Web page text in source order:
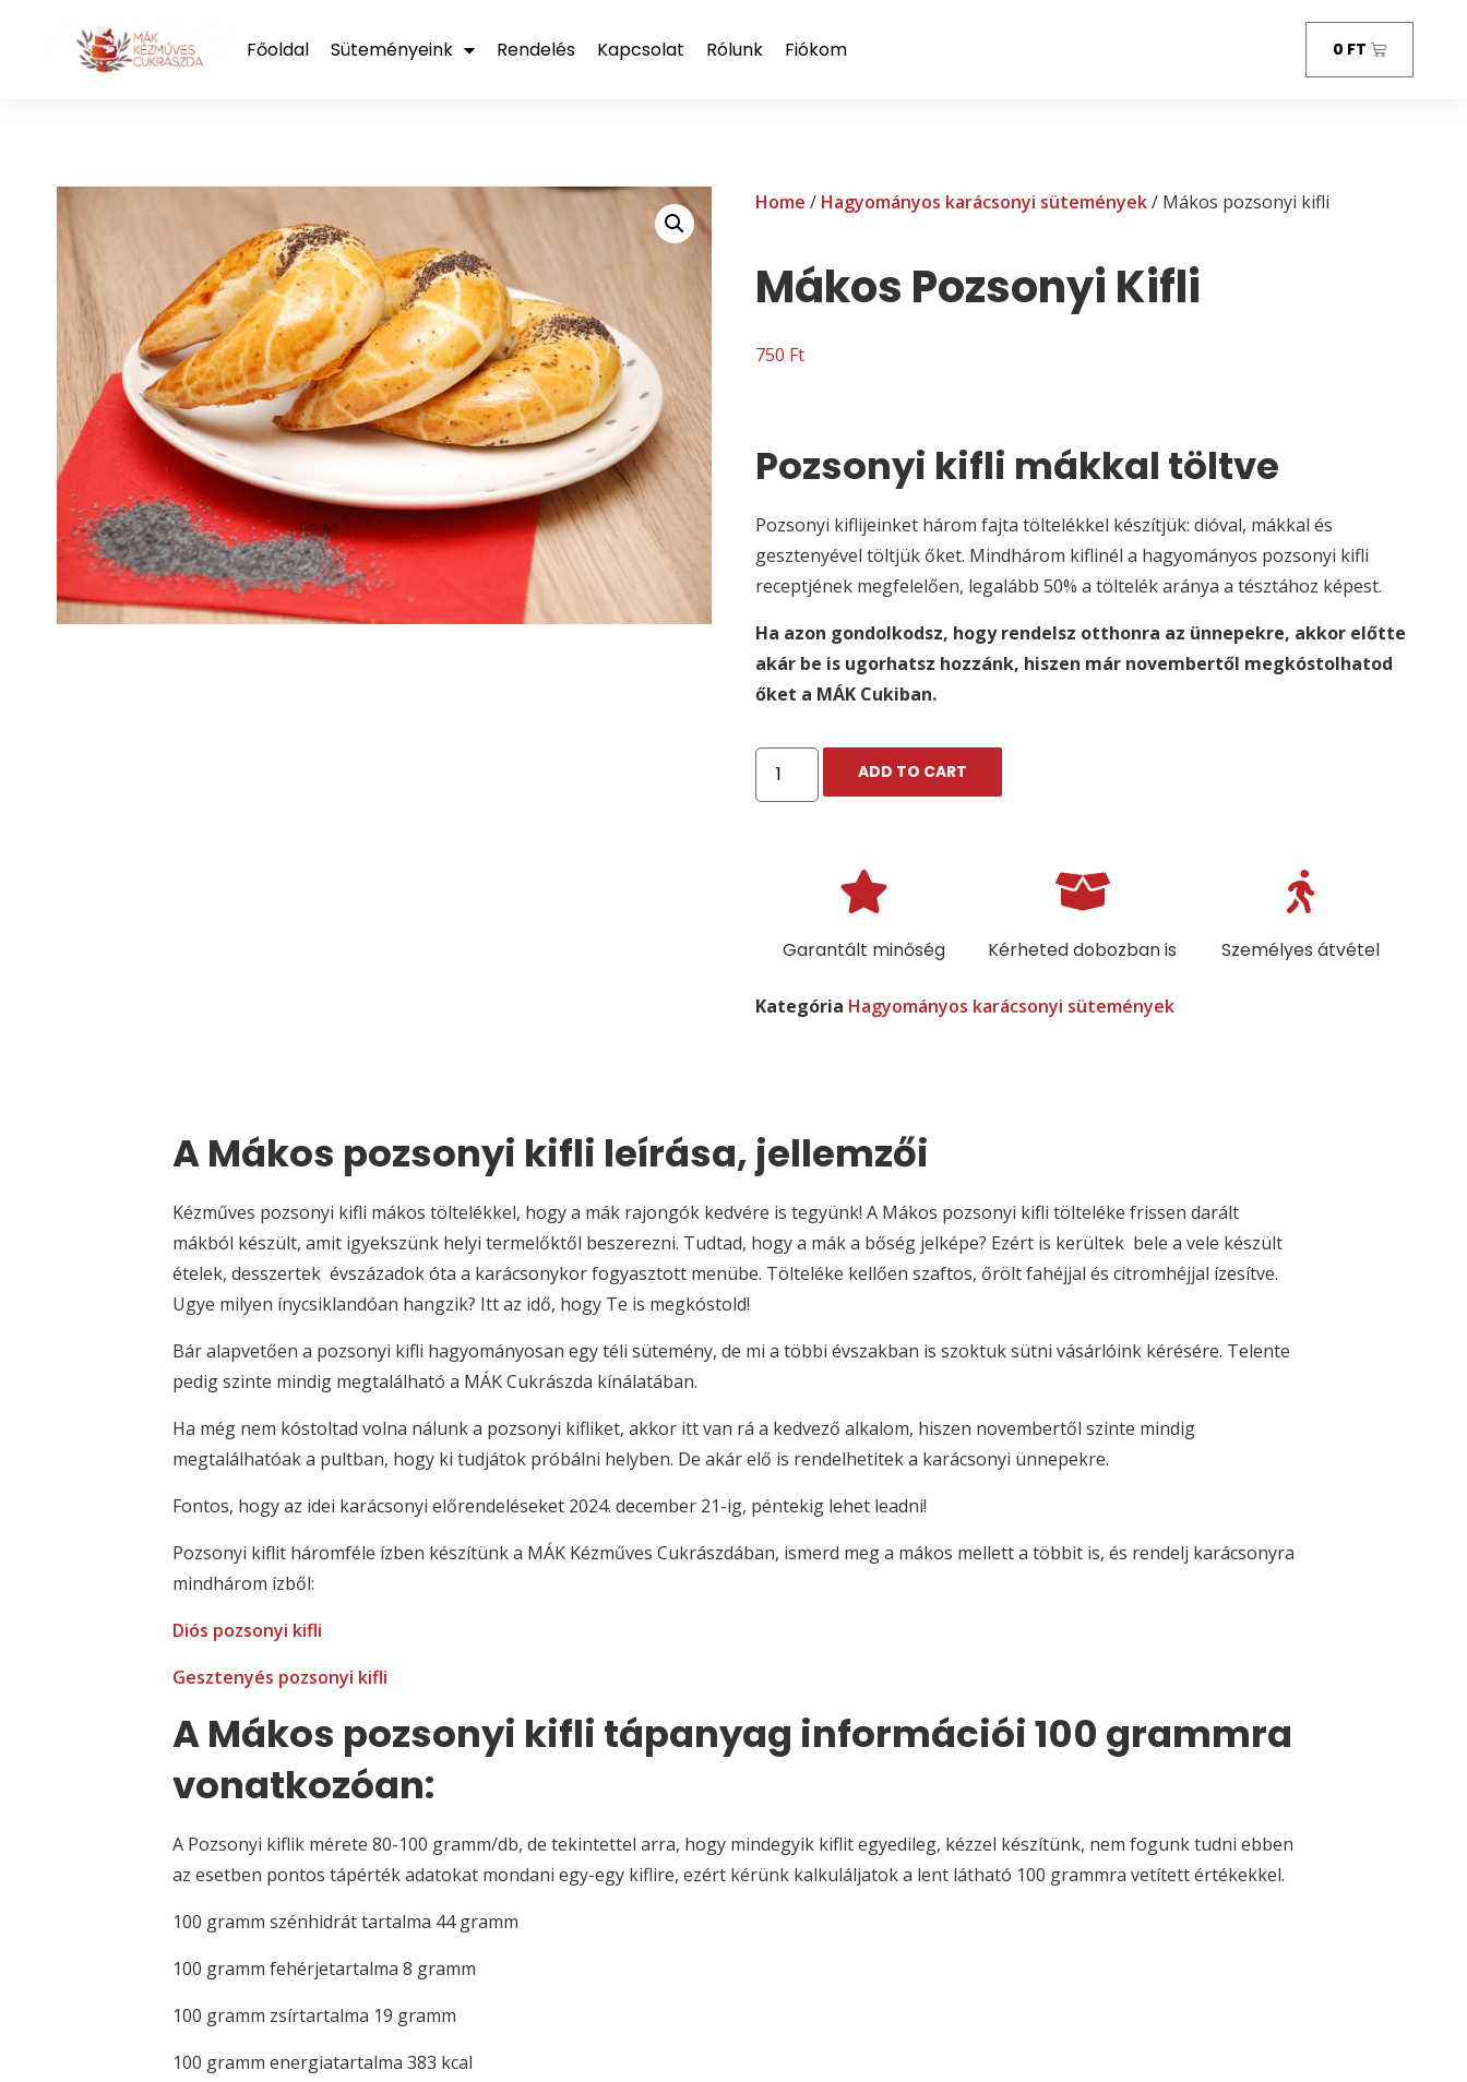
Főoldal Süteményeink Rendelés Kapcsolat Rólunk Fiókom 0 FT
Home / Hagyományos karácsonyi sütemények/ Mákos pozsonyi kifli
Mákos Pozsonyi Kifli
750 Ft
Pozsonyi kifli mákkal töltve
Pozsonyi kiflijeinket három fajta töltelékkel készítjük: dióval, mákkal és
gesztenyével töltjük őket. Mindhárom kiflinél a hagyományos pozsonyi kifli
receptjének megfelelően, legalább 50% a töltelék aránya a tésztához képest.
Ha azon gondolkodsz, hogy rendelsz otthonra az ünnepekre, akkor előtte
akár be is ugorhatsz hozzánk, hiszen már novembertől megkóstolhatod
őket a MÁK Cukiban.
ADD TO CART
Garantált minőség Kérheted dobozban is Személyes átvétel
Kategória Hagyományos karácsonyi sütemények
A Mákos pozsonyi kifli leírása, jellemzői
Kézműves pozsonyi kifli mákos töltelékkel, hogy a mák rajongók kedvére is tegyünk! A Mákos pozsonyi kifli tölteléke frissen darált
mákból készült, amit igyekszünk helyi termelőktől beszerezni. Tudtad, hogy a mák a bőség jelképe? Ezért is kerültek bele a vele készült
ételek, desszertek évszázadok óta a karácsonykor fogyasztott menübe. Tölteléke kellően szaftos, őrölt fahéjjal és citromhéjjal ízesítve.
Ugye milyen ínycsiklandóan hangzik? Itt az idő, hogy Te is megkóstold!
Bár alapvetően a pozsonyi kifli hagyományosan egy téli sütemény, de mi a többi évszakban is szoktuk sütni vásárlóink kérésére. Telente
pedig szinte mindig megtalálható a MÁK Cukrászda kínálatában.
Ha még nem kóstoltad volna nálunk a pozsonyi kifliket, akkor itt van rá a kedvező alkalom, hiszen novembertől szinte mindig
megtalálhatóak a pultban, hogy ki tudjátok próbálni helyben. De akár elő is rendelhetitek a karácsonyi ünnepekre.
Fontos, hogy az idei karácsonyi előrendeléseket 2024. december 21-ig, péntekig lehet leadni!
Pozsonyi kiflit háromféle ízben készítünk a MÁK Kézműves Cukrászdában, ismerd meg a mákos mellett a többit is, és rendelj karácsonyra
mindhárom ízből:
Diós pozsonyi kifli
Gesztenyés pozsonyi kifli
A Mákos pozsonyi kifli tápanyag információi 100 grammra
vonatkozóan:
A Pozsonyi kiflik mérete 80-100 gramm/db, de tekintettel arra, hogy mindegyik kiflit egyedileg, kézzel készítünk, nem fogunk tudni ebben
az esetben pontos tápérték adatokat mondani egy-egy kiflire, ezért kérünk kalkuláljatok a lent látható 100 grammra vetített értékekkel.
100 gramm szénhidrát tartalma 44 gramm
100 gramm fehérjetartalma 8 gramm
100 gramm zsírtartalma 19 gramm
100 gramm energiatartalma 383 kcal